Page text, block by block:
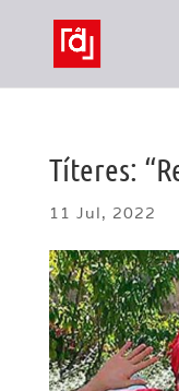
Títeres:
11 Jul, 2022